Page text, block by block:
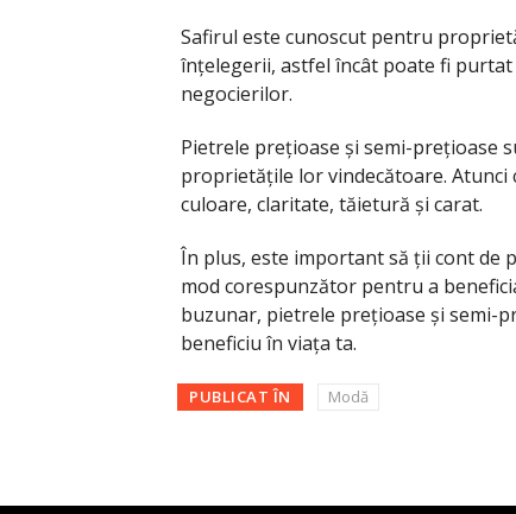
Safirul este cunoscut pentru
înțelegerii, astfel încât poate fi
negocierilor.
Pietrele prețioase și semi-prețioase
proprietățile lor vindecătoare.
culoare, claritate, tăietură și carat.
În plus, este important să ții cont de
mod corespunzător pentru a
buzunar, pietrele prețioase și semi-
beneficiu în viața ta.
PUBLICAT ÎN Modă